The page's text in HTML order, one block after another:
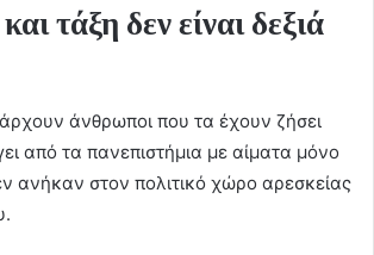
τάξη δεν είναι δεξιά
άνθρωποι που τα έχουν ζήσει
από τα πανεπιστήμια με αίματα μόνο
ανήκαν στον πολιτικό χώρο αρεσκείας